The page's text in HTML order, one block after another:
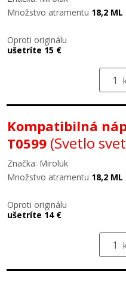
Množstvo atramentu 18,2 ML
Oproti originálu
ušetríte 15 €
Kompatibilná
T0599 (Svetlo
Značka: Miroluk
Množstvo atramentu 18,2 ML
Oproti originálu
ušetríte 14 €